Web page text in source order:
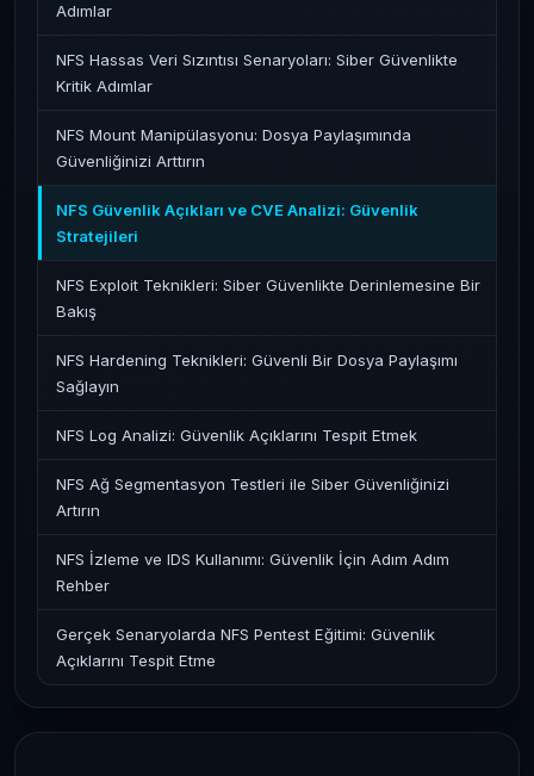
Adımlar
NFS Hassas Veri Sızıntısı Senaryoları: Siber Güvenlikte
Kritik Adımlar
NFS Mount Manipülasyonu: Dosya Paylaşımında
Güvenliğinizi Arttırın
NFS Güvenlik Açıkları ve CVE Analizi: Güvenlik
Stratejileri
NFS Exploit Teknikleri: Siber Güvenlikte Derinlemesine Bir
Bakış
NFS Hardening Teknikleri: Güvenli Bir Dosya Paylaşımı
Sağlayın
NFS Log Analizi: Güvenlik Açıklarını Tespit Etmek
NFS Ağ Segmentasyon Testleri ile Siber Güvenliğinizi
Artırın
NFS İzleme ve IDS Kullanımı: Güvenlik İçin Adım Adım
Rehber
Gerçek Senaryolarda NFS Pentest Eğitimi: Güvenlik
Açıklarını Tespit Etme